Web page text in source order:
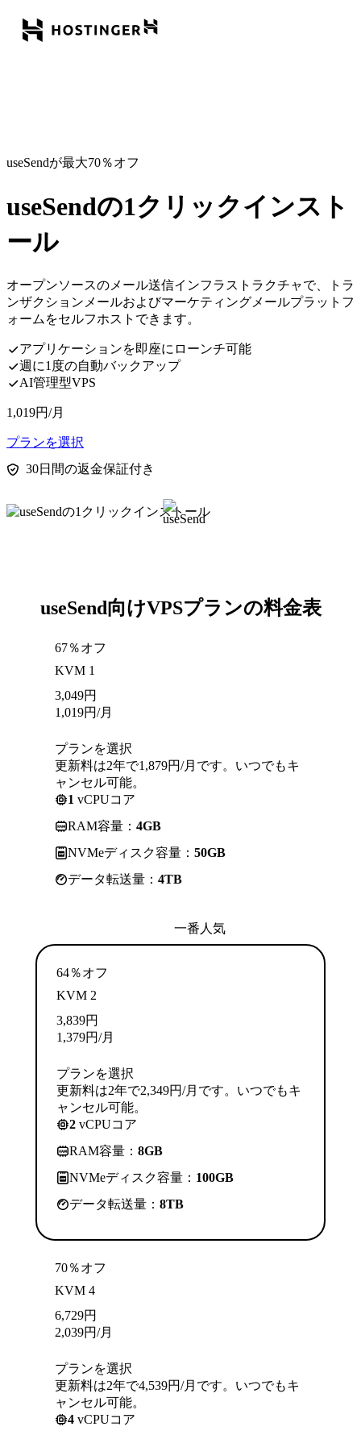
useSendが最大70％オフ
useSendの1クリックインスト
ール
オープンソースのメール送信インフラストラクチャで、トラ
ンザクションメールおよびマーケティングメールプラットフ
ォームをセルフホストできます。
アプリケーションを即座にローンチ可能
週に1度の自動バックアップ
AI管理型VPS
1,019円/月
プランを選択
30日間の返金保証付き
useSend向けVPSプランの料金表
67％オフ
KVM 1
3,049円
1,019円/月
プランを選択
更新料は2年で1,879円/月です。いつでもキ
ャンセル可能。
1 vCPUコア
RAM容量： 4GB
NVMeディスク容量： 50GB
データ転送量： 4TB
一番人気
64％オフ
KVM 2
3,839円
1,379円/月
プランを選択
更新料は2年で2,349円/月です。いつでもキ
ャンセル可能。
2 vCPUコア
RAM容量： 8GB
NVMeディスク容量： 100GB
データ転送量： 8TB
70％オフ
KVM 4
6,729円
2,039円/月
プランを選択
更新料は2年で4,539円/月です。いつでもキ
ャンセル可能。
4 vCPUコア